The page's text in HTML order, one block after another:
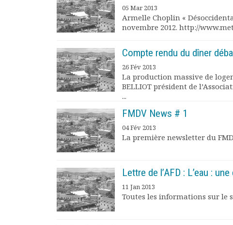
Comité de rédaction
Bulletins Villes en
développement
Podcast-AdP
Dîners débats
Concours vidéo
Nos partenaires
Evénements
Offres d’emploi
05 Mar 2013
Armelle Choplin «
novembre 2012. http://
Compte rendu du dîner
26 Fév 2013
La production massive de
BELLIOT président de
...
FMDV News # 1
04 Fév 2013
La première newsletter du
Lettre de l’AFD : L’eau :
11 Jan 2013
Toutes les informations sur le